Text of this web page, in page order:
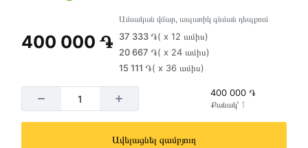
400 000 ֏
Ամսական վճար, ապառիկ գնման դեպքում
37 333 ֏( x 12 ամիս)
20 667 ֏( x 24 ամիս)
15 111 ֏( x 36 ամիս)
400 000 ֏
Քանակ՝ 1
Ավելացնել զամբյուղ